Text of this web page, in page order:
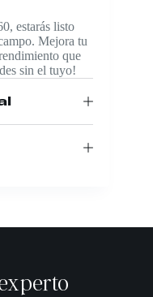
estarás listo
Mejora tu
que
sin el tuyo!